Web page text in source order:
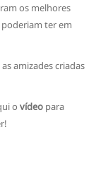
os melhores
poderiam ter em
amizades criadas
ovídeo para